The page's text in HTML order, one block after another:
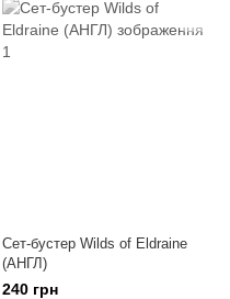
Сет-бустер Wilds of Eldraine
(АНГЛ)
240 грн